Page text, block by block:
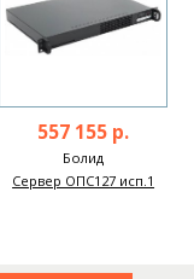
557 155 р.
Болид
Сервер ОПС127 исп.1